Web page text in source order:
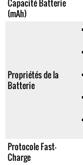
Capacité Batterie
(mAh)
Propriétés de la
Batterie
Protocole Fast-
Charge